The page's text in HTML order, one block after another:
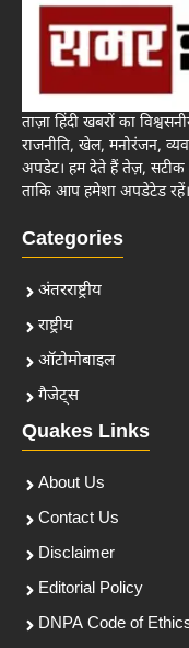
ताज़ा हिंदी खबरों का
राजनीति, खेल, मनोरंजन,
अपडेट। हम देते हैं तेज़, सटीक
ताकि आप हमेशा अपडेटेड रहें।
Categories
अंतरराष्ट्रीय
राष्ट्रीय
ऑटोमोबाइल
गैजेट्स
Quakes Links
About Us
Contact Us
Disclaimer
Editorial Policy
DNPA Code of